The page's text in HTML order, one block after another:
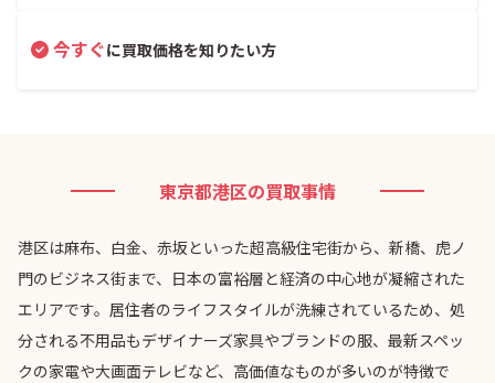
今すぐに買取価格を知りたい方
東京都港区の買取事情
港区は麻布、白金、赤坂といった超高級住宅街から、新橋、虎ノ
門のビジネス街まで、日本の富裕層と経済の中心地が凝縮された
エリアです。居住者のライフスタイルが洗練されているため、処
分される不用品もデザイナーズ家具やブランドの服、最新スペッ
クの家電や大画面テレビなど、高価値なものが多いのが特徴で